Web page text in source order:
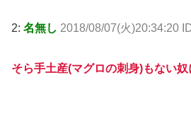
2: 名無し 2018/08/07(火)20:34:20
そら手土産(マグロの刺身)もない奴